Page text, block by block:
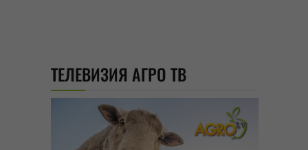
ТЕЛЕВИЗИЯ АГРО ТВ